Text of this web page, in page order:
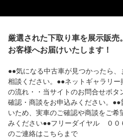
厳選された下取り車を展示販
お客様へお届けいたします！
●●気になる中古車が見つかったら
相談ください。●●ネットギャラリ
の流れ・・当サイトのお問合せボタ
確認・商談をお申込みください。
いため、実車のご確認や商談をご希
みください●●フリーダイヤル ０
のご連絡はこちらまで